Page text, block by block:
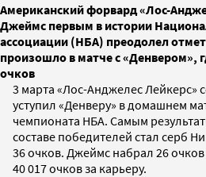
Американский форвард «Лос-
Джеймс первым в истории
ассоциации (НБА) преодолел
произошло в матче с «Денвером»,
очков
3 марта «Лос-Анджелес Лейкерс»
уступил «Денверу» в домашнем
чемпионата НБА. Самым
составе победителей стал серб
36 очков. Джеймс набрал 26
40 017 очков за карьеру.